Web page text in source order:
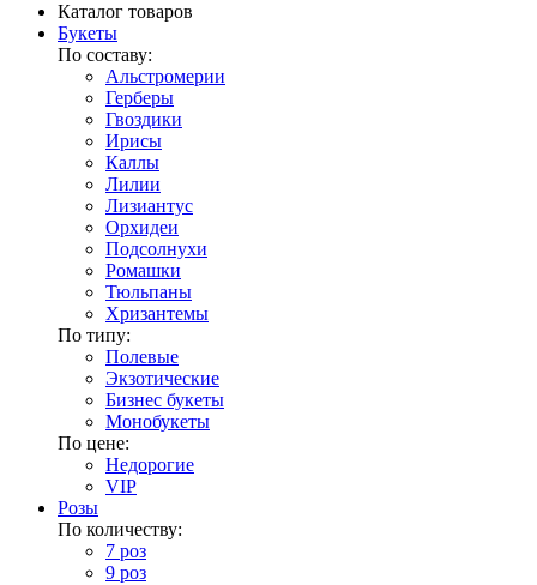
Каталог товаров
Букеты
По составу:
Альстромерии
Герберы
Гвоздики
Ирисы
Каллы
Лилии
Лизиантус
Орхидеи
Подсолнухи
Ромашки
Тюльпаны
Хризантемы
По типу:
Полевые
Экзотические
Бизнес букеты
Монобукеты
По цене:
Недорогие
VIP
Розы
По количеству:
7 роз
9 роз